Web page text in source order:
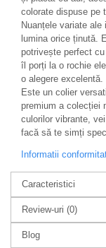
colorate dispuse pe
Nuanțele variate
lumina orice ținută.
potrivește perfect
îl porți la o rochie
o alegere excelentă.
Este un colier
premium a colecției
culorilor vibrante,
facă să te simți
Informatii
Caracteristici
Review-uri (0)
Blog